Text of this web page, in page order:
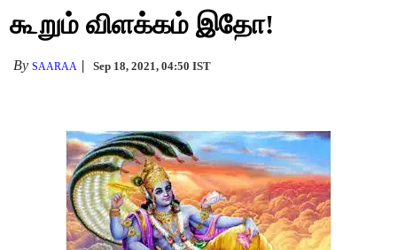
கூறும் விளக்கம் இதோ!
BySAARAA Sep 18, 2021, 04:50 IST